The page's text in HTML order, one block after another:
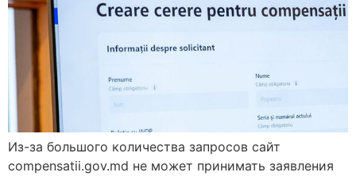
Из-за большого количества запросов сайт
compensatii.gov.md не может принимать заявления